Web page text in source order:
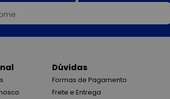
Dúvidas
Formas de Pagamento
Frete e Entrega